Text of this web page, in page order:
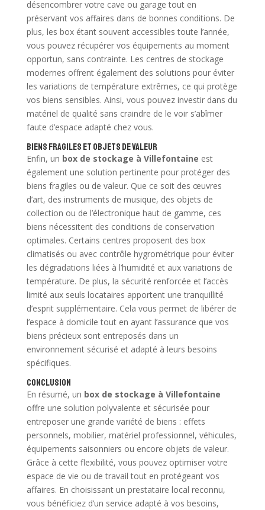
désencombrer votre cave ou garage tout en
préservant vos affaires dans de bonnes conditions. De
plus, les box étant souvent accessibles toute l’année,
vous pouvez récupérer vos équipements au moment
opportun, sans contrainte. Les centres de stockage
modernes offrent également des solutions pour éviter
les variations de température extrêmes, ce qui protège
vos biens sensibles. Ainsi, vous pouvez investir dans du
matériel de qualité sans craindre de le voir s’abîmer
faute d’espace adapté chez vous.
Biens fragiles et objets de valeur
Enfin, un box de stockage à Villefontaine est
également une solution pertinente pour protéger des
biens fragiles ou de valeur. Que ce soit des œuvres
d’art, des instruments de musique, des objets de
collection ou de l’électronique haut de gamme, ces
biens nécessitent des conditions de conservation
optimales. Certains centres proposent des box
climatisés ou avec contrôle hygrométrique pour éviter
les dégradations liées à l’humidité et aux variations de
température. De plus, la sécurité renforcée et l’accès
limité aux seuls locataires apportent une tranquillité
d’esprit supplémentaire. Cela vous permet de libérer de
l’espace à domicile tout en ayant l’assurance que vos
biens précieux sont entreposés dans un
environnement sécurisé et adapté à leurs besoins
spécifiques.
Conclusion
En résumé, un box de stockage à Villefontaine
offre une solution polyvalente et sécurisée pour
entreposer une grande variété de biens : effets
personnels, mobilier, matériel professionnel, véhicules,
équipements saisonniers ou encore objets de valeur.
Grâce à cette flexibilité, vous pouvez optimiser votre
espace de vie ou de travail tout en protégeant vos
affaires. En choisissant un prestataire local reconnu,
vous bénéficiez d’un service adapté à vos besoins,